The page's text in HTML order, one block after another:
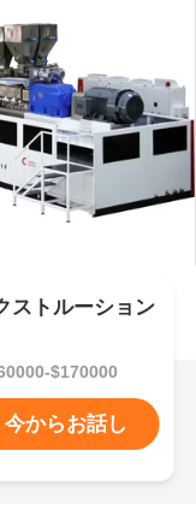
ストルーション
$170000
今からお話し